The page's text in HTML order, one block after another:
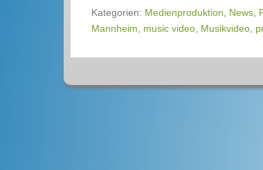
Kategorien: Medienproduktion News
Mannheim
music video Musikvideo